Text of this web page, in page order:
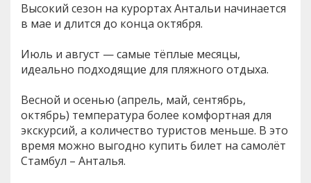
Высокий сезон на курортах Антальи начинается
в мае и длится до конца октября.
Июль и август — самые тёплые месяцы,
идеально подходящие для пляжного отдыха.
Весной и осенью (апрель, май, сентябрь,
октябрь) температура более комфортная для
экскурсий, а количество туристов меньше. В это
время можно выгодно купить билет на самолёт
Стамбул – Анталья.